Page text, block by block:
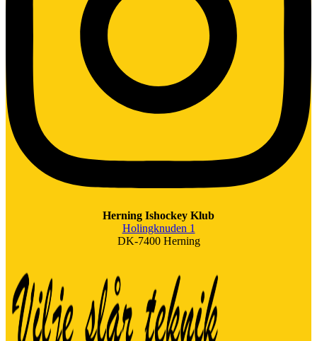
Herning Ishockey Klub
Holingknuden 1
DK-7400 Herning